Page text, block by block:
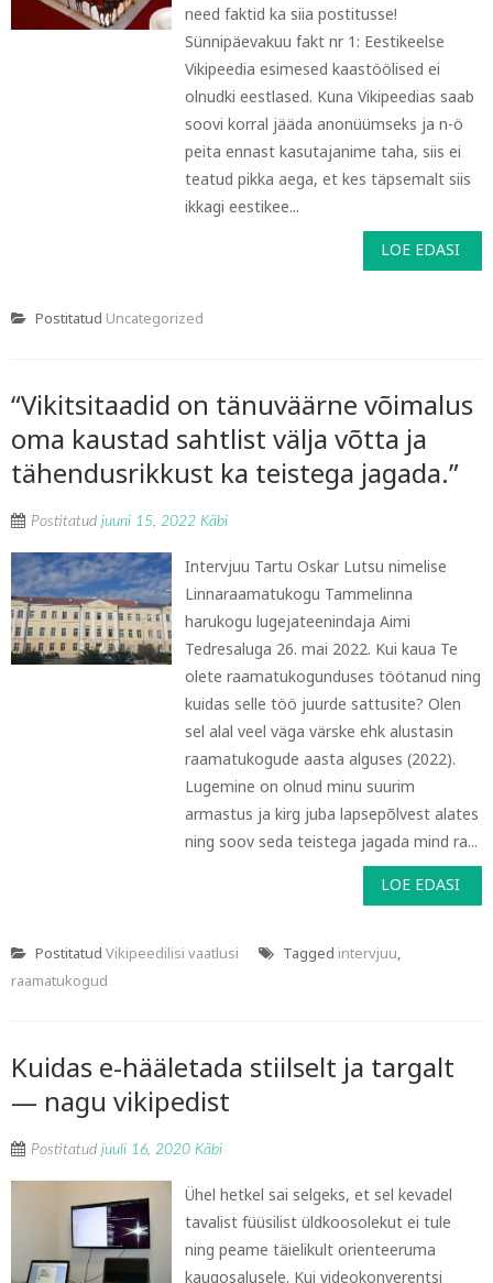
need faktid ka siia postitusse!
Sünnipäevakuu fakt nr 1: Eestikeelse
Vikipeedia esimesed kaastöölised ei
olnudki eestlased. Kuna Vikipeedias saab
soovi korral jääda anonüümseks ja n-ö
peita ennast kasutajanime taha, siis ei
teatud pikka aega, et kes täpsemalt siis
ikkagi eestikee...
LOE EDASI
Postitatud Uncategorized
“Vikitsitaadid on tänuväärne võimalus
oma kaustad sahtlist välja võtta ja
tähendusrikkust ka teistega jagada.”
Postitatud juuni 15, 2022 Käbi
Intervjuu Tartu Oskar Lutsu nimelise
Linnaraamatukogu Tammelinna
harukogu lugejateenindaja Aimi
Tedresaluga 26. mai 2022. Kui kaua Te
olete raamatukogunduses töötanud ning
kuidas selle töö juurde sattusite? Olen
sel alal veel väga värske ehk alustasin
raamatukogude aasta alguses (2022).
Lugemine on olnud minu suurim
armastus ja kirg juba lapsepõlvest alates
ning soov seda teistega jagada mind ra...
LOE EDASI
Postitatud Vikipeedilisi vaatlusi Tagged intervjuu,
raamatukogud
Kuidas e-hääletada stiilselt ja targalt
— nagu vikipedist
Postitatud juuli 16, 2020 Käbi
Ühel hetkel sai selgeks, et sel kevadel
tavalist füüsilist üldkoosolekut ei tule
ning peame täielikult orienteeruma
kaugosalusele. Kui videokonverentsi